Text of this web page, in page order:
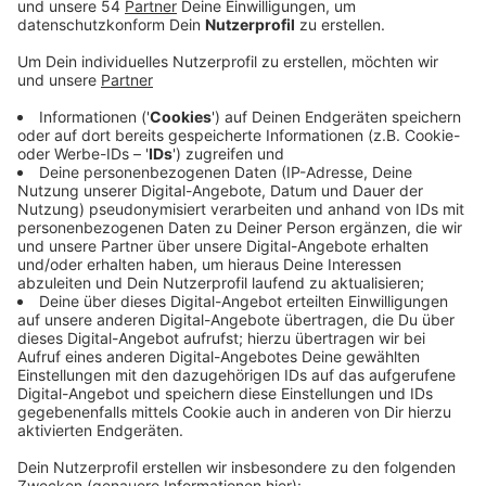
Der erste Spargel sei zwar schon geerntet worden,
allerdings sei das Angebot insgesamt noch knapp. Für
diese Spargel-Saison erwartet die Kreisbauernschaft
aber stabil bleibende Preise. Denn die Spargel-Bauern
könnten ohnehin nicht die Preissenkungen der
Discounter mitgehen. Diese hätten schon im letzten
Jahr Spargel und Erdbeeren aus Südeuropäischen
Ländern eingekauft und hier günstiger als die lokalen
Ernten angeboten. Dadurch hätten die Bauern in der
Region große Konkurrenz bekommen, so die
Kreisbauernschaft. Allerdings seien die Spargel-Käufer
in Mönchengladbach und der Region bereit, etwas
mehr für regionale Produkte zu zahlen. Die Spargel-
Ernte werde mit schönerem Wetter losgehen und dann